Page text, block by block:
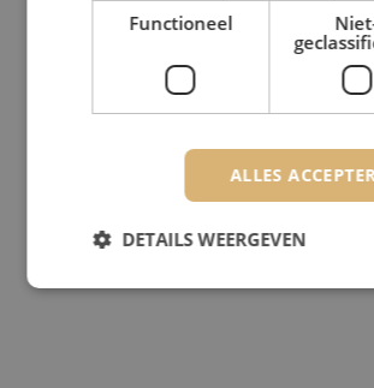
Functioneel
ALLES
DETAILS WEERGEVEN